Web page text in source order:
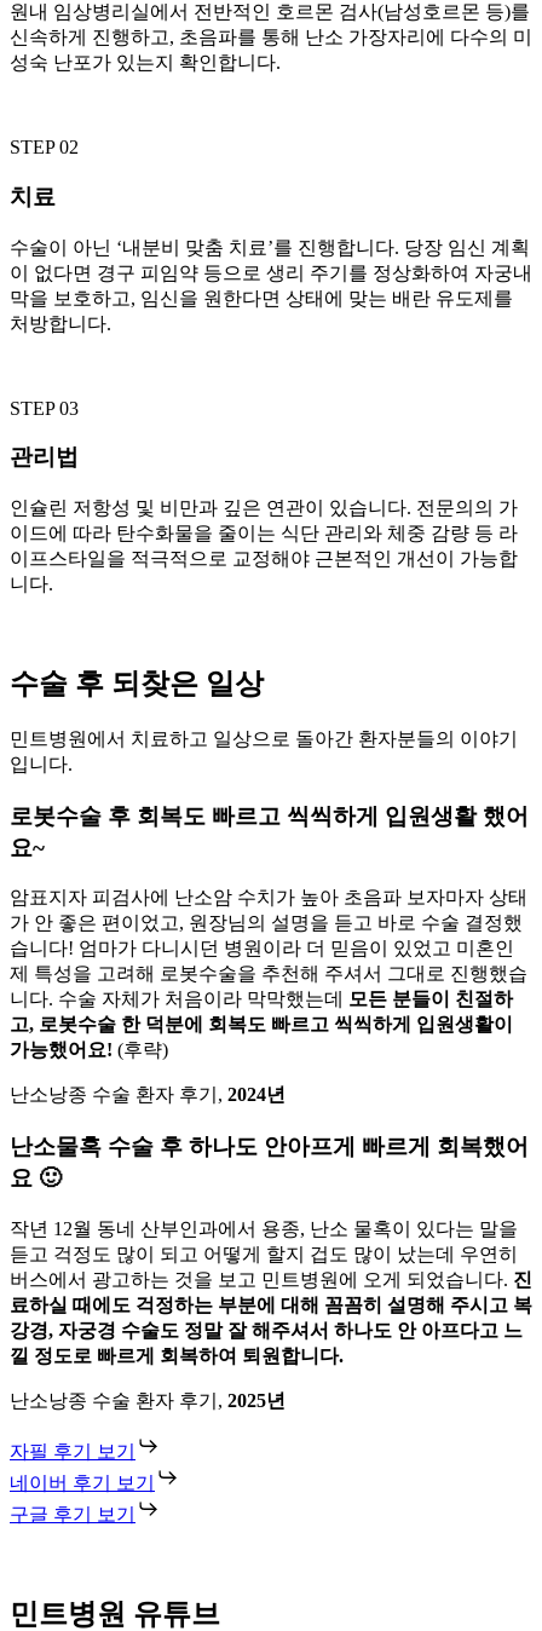
원내 임상병리실에서 전반적인 호르몬 검사(남성호르몬 등)를
신속하게 진행하고, 초음파를 통해 난소 가장자리에 다수의 미
성숙 난포가 있는지 확인합니다.
STEP 02
치료
수술이 아닌 ‘내분비 맞춤 치료’를 진행합니다. 당장 임신 계획
이 없다면 경구 피임약 등으로 생리 주기를 정상화하여 자궁내
막을 보호하고, 임신을 원한다면 상태에 맞는 배란 유도제를
처방합니다.
STEP 03
관리법
인슐린 저항성 및 비만과 깊은 연관이 있습니다. 전문의의 가
이드에 따라 탄수화물을 줄이는 식단 관리와 체중 감량 등 라
이프스타일을 적극적으로 교정해야 근본적인 개선이 가능합
니다.
수술 후 되찾은 일상
민트병원에서 치료하고 일상으로 돌아간 환자분들의 이야기
입니다.
로봇수술 후 회복도 빠르고 씩씩하게 입원생활 했어
요~
암표지자 피검사에 난소암 수치가 높아 초음파 보자마자 상태
가 안 좋은 편이었고, 원장님의 설명을 듣고 바로 수술 결정했
습니다! 엄마가 다니시던 병원이라 더 믿음이 있었고 미혼인
제 특성을 고려해 로봇수술을 추천해 주셔서 그대로 진행했습
니다. 수술 자체가 처음이라 막막했는데 모든 분들이 친절하
고, 로봇수술 한 덕분에 회복도 빠르고 씩씩하게 입원생활이
가능했어요! (후략)
난소낭종 수술 환자 후기, 2024년
난소물혹 수술 후 하나도 안아프게 빠르게 회복했어
요 🙂
작년 12월 동네 산부인과에서 용종, 난소 물혹이 있다는 말을
듣고 걱정도 많이 되고 어떻게 할지 겁도 많이 났는데 우연히
버스에서 광고하는 것을 보고 민트병원에 오게 되었습니다. 진
료하실 때에도 걱정하는 부분에 대해 꼼꼼히 설명해 주시고 복
강경, 자궁경 수술도 정말 잘 해주셔서 하나도 안 아프다고 느
낄 정도로 빠르게 회복하여 퇴원합니다.
난소낭종 수술 환자 후기, 2025년
자필 후기 보기
네이버 후기 보기
구글 후기 보기
민트병원 유튜브